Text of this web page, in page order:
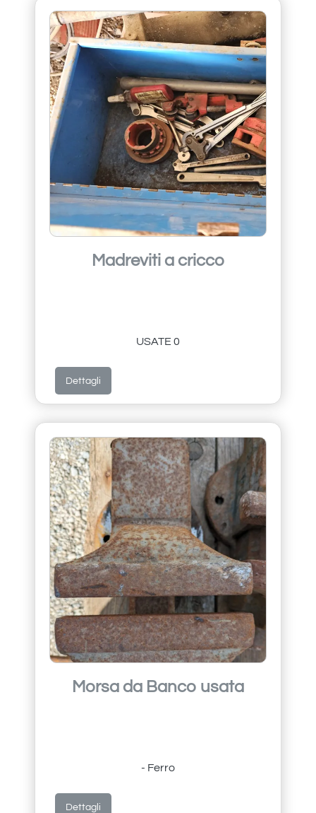
Madreviti a cricco
USATE 0
Dettagli
Morsa da Banco usata
- Ferro
Dettagli